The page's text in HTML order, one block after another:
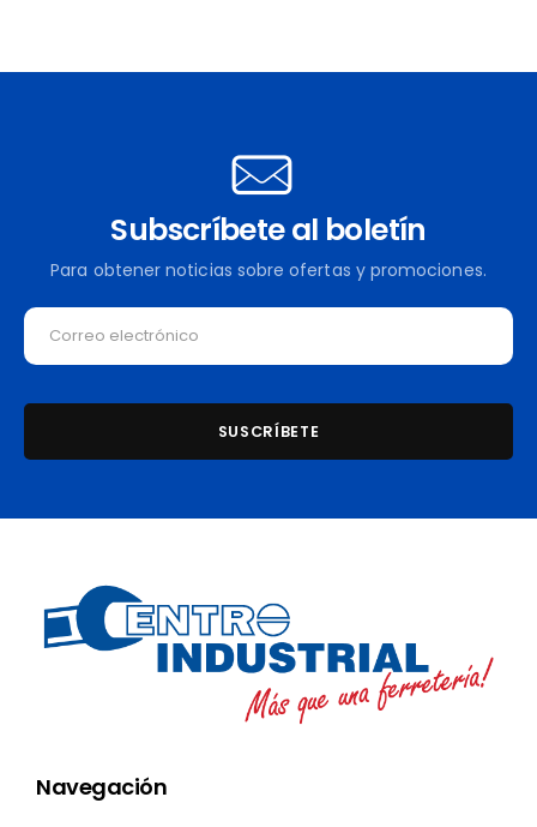
Subscríbete al boletín
Para obtener noticias sobre ofertas y promociones.
Navegación